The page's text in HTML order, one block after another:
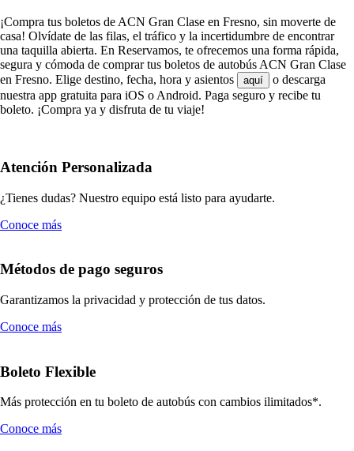
¡Compra tus boletos de ACN Gran Clase en Fresno, sin moverte de
casa! Olvídate de las filas, el tráfico y la incertidumbre de encontrar
una taquilla abierta. En Reservamos, te ofrecemos una forma rápida,
segura y cómoda de comprar tus boletos de autobús ACN Gran Clase
en Fresno. Elige destino, fecha, hora y asientos
aquí
o descarga
nuestra app gratuita para iOS o Android. Paga seguro y recibe tu
boleto. ¡Compra ya y disfruta de tu viaje!
Atención Personalizada
¿Tienes dudas? Nuestro equipo está listo para ayudarte.
Conoce más
Métodos de pago seguros
Garantizamos la privacidad y protección de tus datos.
Conoce más
Boleto Flexible
Más protección en tu boleto de autobús con cambios ilimitados*.
Conoce más